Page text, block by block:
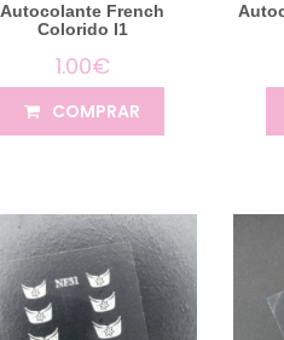
Autocolante French
Colorido I1
1.00€
COMPRAR